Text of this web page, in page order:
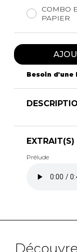
COMBO
PAPIER
Besoin d'une
EXTRAIT(S)
Prélude